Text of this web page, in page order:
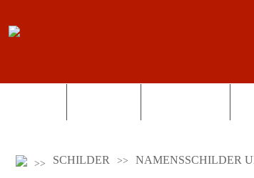
SCHILDER NAMENSSCHILDER